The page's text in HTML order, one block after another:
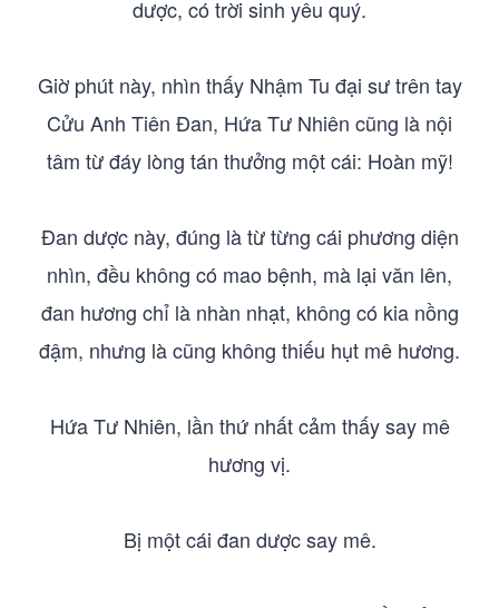
dược, có trời sinh yêu quý.
Giờ phút này, nhìn thấy Nhậm Tu đại sư trên tay
Cửu Anh Tiên Đan, Hứa Tư Nhiên cũng là nội
tâm từ đáy lòng tán thưởng một cái: Hoàn mỹ!
Đan dược này, đúng là từ từng cái phương diện
nhìn, đều không có mao bệnh, mà lại văn lên,
đan hương chỉ là nhàn nhạt, không có kia nồng
đậm, nhưng là cũng không thiếu hụt mê hương.
Hứa Tư Nhiên, lần thứ nhất cảm thấy say mê
hương vị.
Bị một cái đan dược say mê.